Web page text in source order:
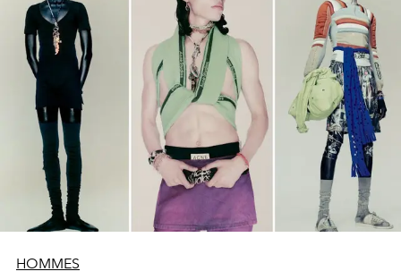
HOMMES